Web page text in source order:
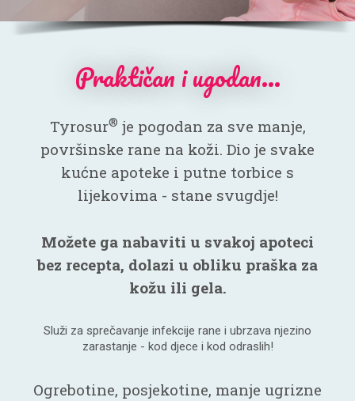
Praktičan i ugodan…
Tyrosur® je pogodan za sve manje,
površinske rane na koži. Dio je svake
kućne apoteke i putne torbice s
lijekovima - stane svugdje!
Možete ga nabaviti u svakoj apoteci
bez recepta, dolazi u obliku praška za
kožu ili gela.
Služi za sprečavanje infekcije rane i ubrzava njezino
zarastanje - kod djece i kod odraslih!
Ogrebotine, posjekotine, manje ugrizne